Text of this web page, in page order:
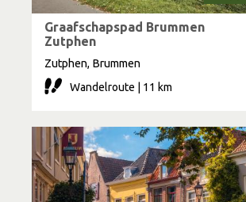
Graafschapspad Brummen
Zutphen
Zutphen, Brummen
Wandelroute | 11 km